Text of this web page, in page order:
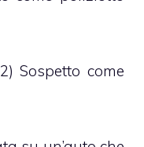
Sospetto come